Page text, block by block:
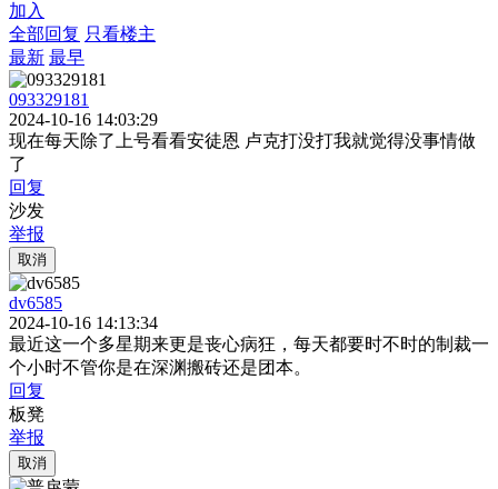
加入
全部回复 只看楼主
最新 最早
093329181
2024-10-16 14:03:29
现在每天除了上号看看安徒恩 卢克打没打我就觉得没事情做
了
回复
沙发
举报
取消
dv6585
2024-10-16 14:13:34
最近这一个多星期来更是丧心病狂，每天都要时不时的制裁一
个小时不管你是在深渊搬砖还是团本。
回复
板凳
举报
取消